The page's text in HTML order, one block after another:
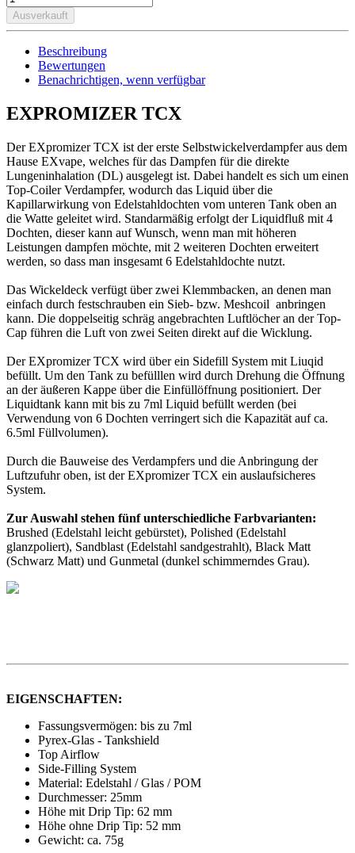
Ausverkauft
Beschreibung
Bewertungen
Benachrichtigen, wenn verfügbar
EXPROMIZER TCX
Der EXpromizer TCX ist der erste Selbstwickelverdampfer aus dem
Hause EXvape, welches für das Dampfen für die direkte
Lungeninhalation (DL) ausgelegt ist. Dabei handelt es sich um einen
Top-Coiler Verdampfer, wodurch das Liquid über die
Kapillarwirkung von Edelstahldochten vom unteren Tank oben an
die Watte geleitet wird. Standarmäßig erfolgt der Liquidfluß mit 4
Dochten, dieser kann auf Wunsch, wenn man mit höheren
Leistungen dampfen möchte, mit 2 weiteren Dochten erweitert
werden, so dass man insgesamt 6 Edelstahldochte nutzt.
Das Wickeldeck verfügt über zwei Klemmbacken, an denen man
einfach durch festschrauben ein Sieb- bzw. Meshcoil anbringen
kann. Die doppelseitig schräg angebrachten Luftlöcher an der Top-
Cap führen die Luft von zwei Seiten direkt auf die Wicklung.
Der EXpromizer TCX wird über ein Sidefill System mit Liuqid
befüllt. Um den Tank zu befülllen wird durch Drehung die Öffnung
an der äußeren Kappe über die Einfüllöffnung positioniert. Der
Liquidtank kann mit bis zu 7ml Liquid befüllt werden (bei
Verwendung von 6 Dochten verringert sich die Kapazität auf ca.
6.5ml Füllvolumen).
Durch die Bauweise des Verdampfers und die Anbringung der
Luftzufuhr oben, ist der EXpromizer TCX ein auslaufsicheres
System.
Zur Auswahl stehen fünf unterschiedliche Farbvarianten:
Brushed (Edelstahl leicht gebürstet), Polished (Edelstahl
glanzpoliert), Sandblast (Edelstahl sandgestrahlt), Black Matt
(Schwarz Matt) und Gunmetal (dunkel schimmerndes Grau).
EIGENSCHAFTEN:
Fassungsvermögen: bis zu 7ml
Pyrex-Glas - Tankshield
Top Airflow
Side-Filling System
Material: Edelstahl / Glas / POM
Durchmesser: 25mm
Höhe mit Drip Tip: 62 mm
Höhe ohne Drip Tip: 52 mm
Gewicht: ca. 75g